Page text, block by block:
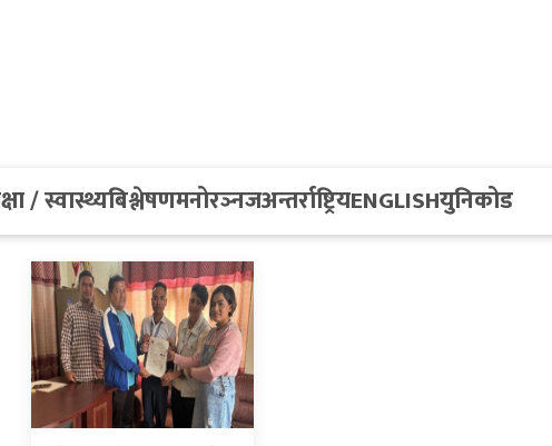
/ स्वास्थ्यबिश्लेषणमनोरञ्नजअन्तर्राष्ट्रियENGLISHयुनिकोड